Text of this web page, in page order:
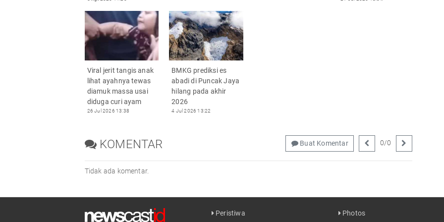
Viral jerit tangis anak
lihat ayahnya tewas
diamuk massa usai
diduga curi ayam
26 Jul 2026 13:38
BMKG prediksi es
abadi di Puncak Jaya
hilang pada akhir
2026
4 Jul 2026 13:22
KOMENTAR Buat Komentar 0/0
Tidak ada komentar.
Peristiwa Photos